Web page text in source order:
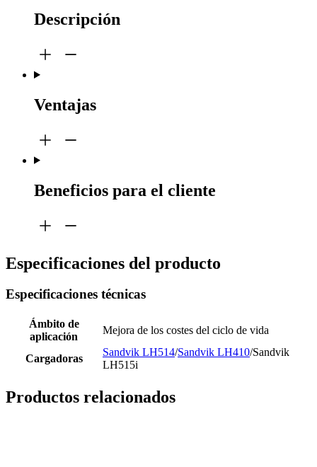
Descripción
Ventajas
Beneficios para el cliente
Especificaciones del producto
Especificaciones técnicas
Ámbito de
aplicación
Mejora de los costes del ciclo de vida
Cargadoras
Sandvik LH514/Sandvik LH410/Sandvik
LH515i
Productos relacionados